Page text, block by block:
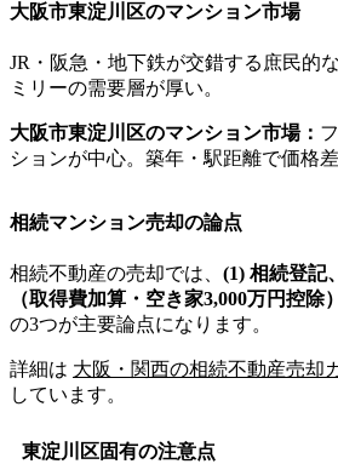
大阪市東淀川区のマンション市場
JR・阪急・地下鉄が交錯する庶民的
ミリーの需要層が厚い。
大阪市東淀川区のマンション市場：
ションが中心。築年・駅距離で価格差
相続マンション売却の論点
相続不動産の売却では、 (1) 相続登記
（取得費加算・空き家3,000万円控除
の3つが主要論点になります。
詳細は 大阪・関西の相続不動産売却
しています。
東淀川区固有の注意点